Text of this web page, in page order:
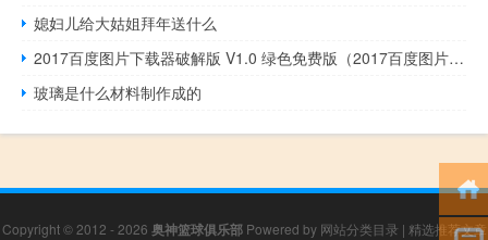
媳妇儿给大姑姐拜年送什么
2017百度图片下载器破解版 V1.0 绿色免费版（2017百度图片下载器破解版 V1.0 绿色免费版功能简介）
玻璃是什么材料制作成的
Copyright © 2012 - 2026 奥神篮球俱乐部Powered by 网站分类目录 | 精选推荐文章